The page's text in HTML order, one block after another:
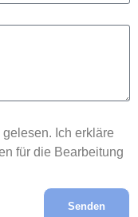
Ich erkläre
für die Bearbeitung
Senden